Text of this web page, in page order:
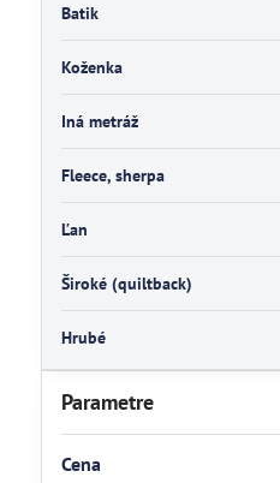
Parametre
Cena
Batik
Koženka
Iná metráž
Fleece, sherpa
Ľan
Široké (quiltback)
Hrubé